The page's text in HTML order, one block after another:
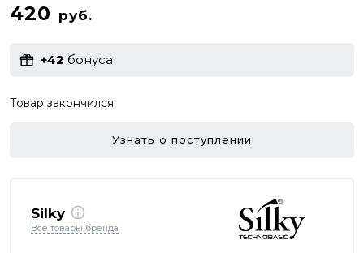
420 руб.
+42 бонуса
Товар закончился
Узнать о поступлении
Silky
Все товары бренда